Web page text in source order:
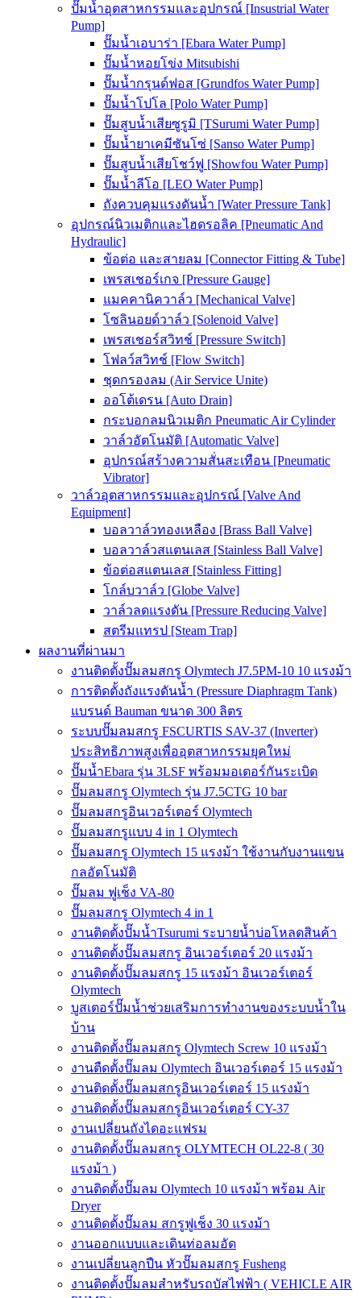
ปั๊มน้ำอุตสาหกรรมและอุปกรณ์ [Insustrial Water
Pump]
ปั๊มน้ำเอบาร่า [Ebara Water Pump]
ปั๊มน้ำหอยโข่ง Mitsubishi
ปั๊มน้ำกรุนด์ฟอส [Grundfos Water Pump]
ปั๊มน้ำโปโล [Polo Water Pump]
ปั๊มสูบน้ำเสียซูรูมิ [TSurumi Water Pump]
ปั๊มน้ำยาเคมีซันโซ่ [Sanso Water Pump]
ปั๊มสูบน้ำเสียโชว์ฟู [Showfou Water Pump]
ปั๊มน้ำลีโอ [LEO Water Pump]
ถังควบคุมแรงดันน้ำ [Water Pressure Tank]
อุปกรณ์นิวเมติกและไฮดรอลิค [Pneumatic And
Hydraulic]
ข้อต่อ และสายลม [Connector Fitting & Tube]
เพรสเชอร์เกจ [Pressure Gauge]
แมคคานิควาล์ว [Mechanical Valve]
โซลินอยด์วาล์ว [Solenoid Valve]
เพรสเชอร์สวิทช์ [Pressure Switch]
โฟลว์สวิทช์ [Flow Switch]
ชุดกรองลม (Air Service Unite)
ออโต้เดรน [Auto Drain]
กระบอกลมนิวเมติก Pneumatic Air Cylinder
วาล์วอัตโนมัติ [Automatic Valve]
อุปกรณ์สร้างความสั่นสะเทือน [Pneumatic
Vibrator]
วาล์วอุตสาหกรรมและอุปกรณ์ [Valve And
Equipment]
บอลวาล์วทองเหลือง [Brass Ball Valve]
บอลวาล์วสแตนเลส [Stainless Ball Valve]
ข้อต่อสแตนเลส [Stainless Fitting]
โกล์บวาล์ว [Globe Valve]
วาล์วลดแรงดัน [Pressure Reducing Valve]
สตรีมแทรป [Steam Trap]
ผลงานที่ผ่านมา
งานติดตั้งปั๊มลมสกรู Olymtech J7.5PM-10 10 แรงม้า
การติดตั้งถังแรงดันน้ำ (Pressure Diaphragm Tank)
แบรนด์ Bauman ขนาด 300 ลิตร
ระบบปั๊มลมสกรู FSCURTIS SAV-37 (Inverter)
ประสิทธิภาพสูงเพื่ออุตสาหกรรมยุคใหม่
ปั๊มน้ำEbara รุ่น 3LSF พร้อมมอเตอร์กันระเบิด
ปั๊มลมสกรู Olymtech รุ่น J7.5CTG 10 bar
ปั๊มลมสกรูอินเวอร์เตอร์ Olymtech
ปั๊มลมสกรูแบบ 4 in 1 Olymtech
ปั๊มลมสกรู Olymtech 15 แรงม้า ใช้งานกับงานแขน
กลอัตโนมัติ
ปั๊มลม ฟูเช็ง VA-80
ปั๊มลมสกรู Olymtech 4 in 1
งานติดตั้งปั๊มน้ำTsurumi ระบายน้ำบ่อโหลดสินค้า
งานติดตั้งปั๊มลมสกรู อินเวอร์เตอร์ 20 แรงม้า
งานติดตั้งปั๊มลมสกรู 15 แรงม้า อินเวอร์เตอร์
Olymtech
บูสเตอร์ปั๊มน้ำช่วยเสริมการทำงานของระบบน้ำใน
บ้าน
งานติดตั้งปั๊มลมสกรู Olymtech Screw 10 แรงม้า
งานตืดตั้งปั๊มลม Olymtech อินเวอร์เตอร์ 15 แรงม้า
งานติดตั้งปั๊มลมสกรูอินเวอร์เตอร์ 15 แรงม้า
งานติดตั้งปั๊มลมสกรูอินเวอร์เตอร์ CY-37
งานเปลี่ยนถังไดอะแฟรม
งานติดตั้งปั๊มลมสกรู OLYMTECH OL22-8 ( 30
แรงม้า )
งานติดตั้งปั๊มลม Olymtech 10 แรงม้า พร้อม Air
Dryer
งานติดตั้งปั๊มลม สกรูฟูเช็ง 30 แรงม้า
งานออกแบบและเดินท่อลมอัด
งานเปลี่ยนลูกปืน หัวปั๊มลมสกรู Fusheng
งานติดตั้งปั๊มลมสำหรับรถบัสไฟฟ้า ( VEHICLE AIR